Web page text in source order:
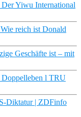
Yiwu International
reich ist Donald
Geschäfte ist – mit
Doppelleben l TRU
Diktatur | ZDFinfo